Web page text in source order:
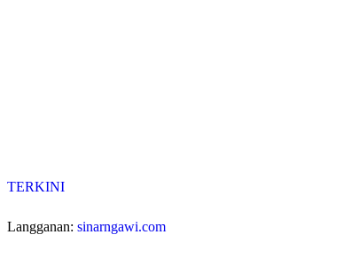
TERKINI
Langganan: sinarngawi.com